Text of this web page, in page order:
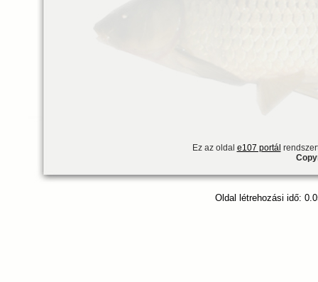
Ez az oldal e107 portál
Oldal létrehozási idő: